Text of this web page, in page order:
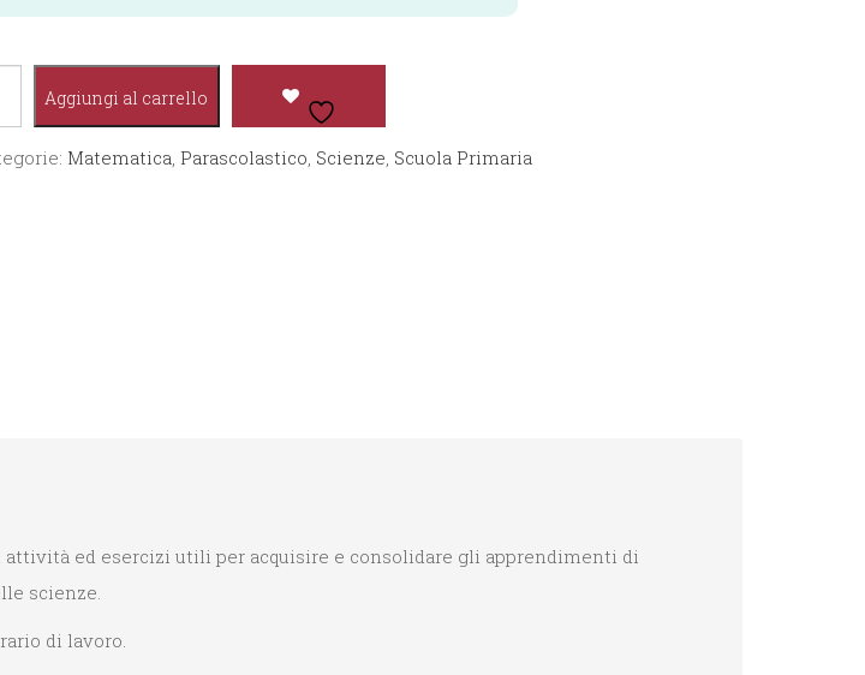
Aggiungi al carrello
Matematica, Parascolastico, Scienze, Scuola Primaria
ed esercizi utili per acquisire e consolidare gli apprendimenti di
scienze.
di lavoro.